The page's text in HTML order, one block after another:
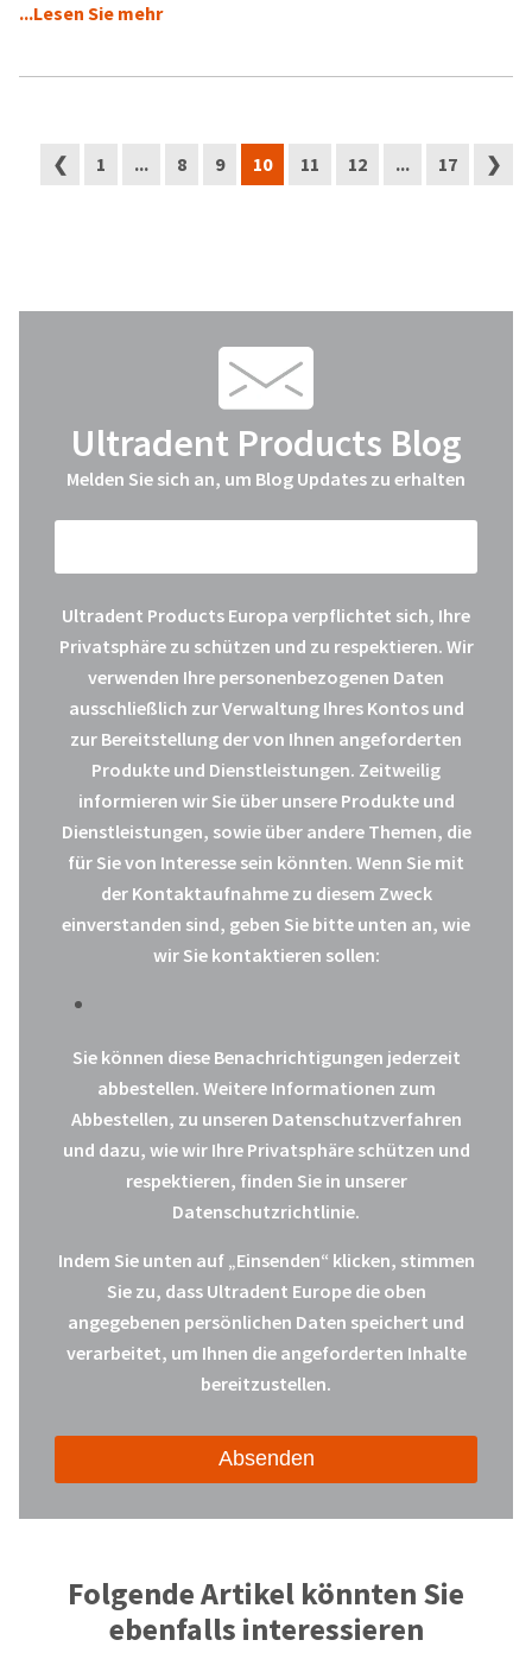
...Lesen Sie mehr
❮ 1 ... 8 9 10 11 12 ... 17 ❯
Ultradent Products Blog
Melden Sie sich an, um Blog Updates zu erhalten
Ultradent Products Europa verpflichtet sich, Ihre
Privatsphäre zu schützen und zu respektieren. Wir
verwenden Ihre personenbezogenen Daten
ausschließlich zur Verwaltung Ihres Kontos und
zur Bereitstellung der von Ihnen angeforderten
Produkte und Dienstleistungen. Zeitweilig
informieren wir Sie über unsere Produkte und
Dienstleistungen, sowie über andere Themen, die
für Sie von Interesse sein könnten. Wenn Sie mit
der Kontaktaufnahme zu diesem Zweck
einverstanden sind, geben Sie bitte unten an, wie
wir Sie kontaktieren sollen:
Sie können diese Benachrichtigungen jederzeit
abbestellen. Weitere Informationen zum
Abbestellen, zu unseren Datenschutzverfahren
und dazu, wie wir Ihre Privatsphäre schützen und
respektieren, finden Sie in unserer
Datenschutzrichtlinie.
Indem Sie unten auf „Einsenden“ klicken, stimmen
Sie zu, dass Ultradent Europe die oben
angegebenen persönlichen Daten speichert und
verarbeitet, um Ihnen die angeforderten Inhalte
bereitzustellen.
Folgende Artikel könnten Sie
ebenfalls interessieren